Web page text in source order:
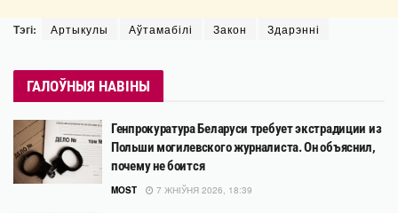
Тэгі: Артыкулы Аўтамабілі Закон Здарэнні
ГАЛОЎНЫЯ НАВІНЫ
Генпрокуратура Беларуси требует экстрадиции из
Польши могилевского журналиста. Он объяснил,
почему не боится
MOST 7 ЖНІЎНЯ 2026, 18:39